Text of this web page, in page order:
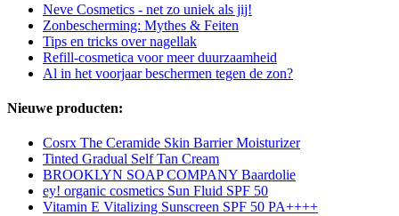
Neve Cosmetics - net zo uniek als jij!
Zonbescherming: Mythes & Feiten
Tips en tricks over nagellak
Refill-cosmetica voor meer duurzaamheid
Al in het voorjaar beschermen tegen de zon?
Nieuwe producten:
Cosrx The Ceramide Skin Barrier Moisturizer
Tinted Gradual Self Tan Cream
BROOKLYN SOAP COMPANY Baardolie
ey! organic cosmetics Sun Fluid SPF 50
Vitamin E Vitalizing Sunscreen SPF 50 PA++++